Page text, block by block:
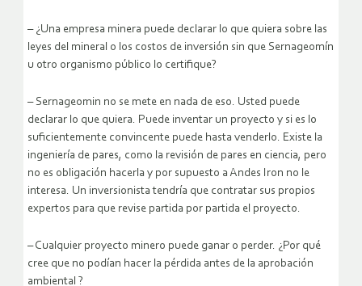
– ¿Una empresa minera puede declarar lo que quiera sobre las
leyes del mineral o los costos de inversión sin que Sernageomín
u otro organismo público lo certifique?
– Sernageomin no se mete en nada de eso. Usted puede
declarar lo que quiera. Puede inventar un proyecto y si es lo
suficientemente convincente puede hasta venderlo. Existe la
ingeniería de pares, como la revisión de pares en ciencia, pero
no es obligación hacerla y por supuesto a Andes Iron no le
interesa. Un inversionista tendría que contratar sus propios
expertos para que revise partida por partida el proyecto.
– Cualquier proyecto minero puede ganar o perder. ¿Por qué
cree que no podían hacer la pérdida antes de la aprobación
ambiental ?